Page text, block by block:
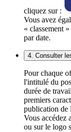
cliquez sur :
Vous avez
« classement
par date.
4. Consulter
Pour chaque
l'intitulé du
durée de
premiers
publication de
Vous accédez
ou sur le logo